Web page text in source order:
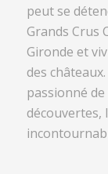
peut se
Grands Crus
Gironde et
des
passionné
découvertes,